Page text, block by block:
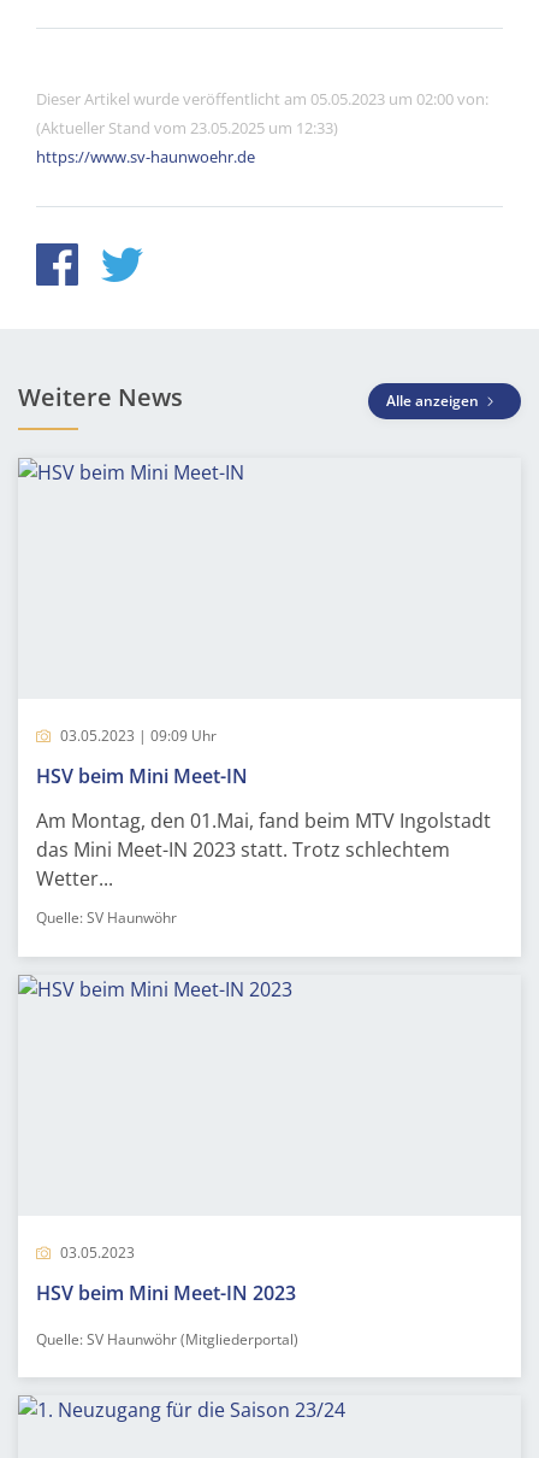
Dieser Artikel wurde veröffentlicht am 05.05.2023 um 02:00 von:
(Aktueller Stand vom 23.05.2025 um 12:33)
https://www.sv-haunwoehr.de
Weitere News Alle anzeigen
03.05.2023 | 09:09 Uhr
HSV beim Mini Meet-IN
Am Montag, den 01.Mai, fand beim MTV Ingolstadt
das Mini Meet-IN 2023 statt. Trotz schlechtem
Wetter...
Quelle: SV Haunwöhr
03.05.2023
HSV beim Mini Meet-IN 2023
Quelle: SV Haunwöhr (Mitgliederportal)